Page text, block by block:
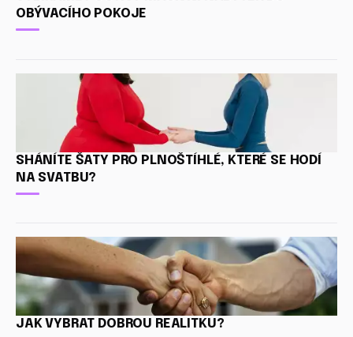
OBÝVACÍHO POKOJE
SHÁNÍTE ŠATY PRO PLNOŠTÍHLÉ, KTERÉ SE HODÍ
NA SVATBU?
JAK VYBRAT DOBROU REALITKU?